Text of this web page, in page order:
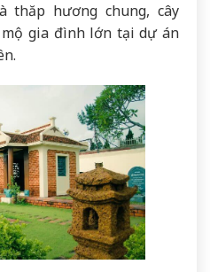
thăp hương chung, cây
gia đình lớn tại dự án